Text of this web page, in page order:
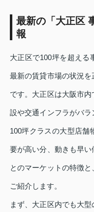
最新の「大正区
報
大正区で100坪を超える
最新の賃貸市場の状況
です。大正区は大阪市
設や交通インフラがバラ
100坪クラスの大型店舗
要が高い分、動きも早
とのマーケットの特徴
ご紹介します。
まず、大正区内でも大